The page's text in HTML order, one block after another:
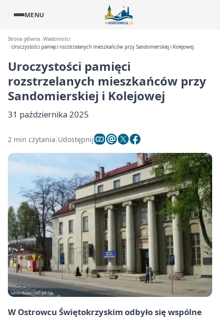
MENU
Strona główna Wiadomości
Uroczystości pamięci rozstrzelanych mieszkańców przy Sandomierskiej i Kolejowej
Uroczystości pamięci
rozstrzelanych mieszkańców przy
Sandomierskiej i Kolejowej
31 października 2025
2 min czytania Udostępnij
W Ostrowcu Świętokrzyskim odbyło się wspólne